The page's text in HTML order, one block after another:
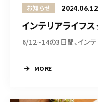
お知らせ 2024.06.12
インテリアライフ
6/12~14の3日間、イン
MORE